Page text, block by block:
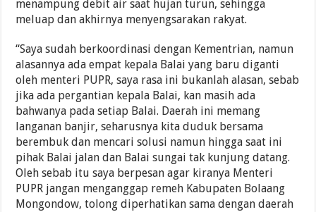
menampung debit air saat hujan turun, sehingga
meluap dan akhirnya menyengsarakan rakyat.
“Saya sudah berkoordinasi dengan Kementrian, namun
alasannya ada empat kepala Balai yang baru diganti
oleh menteri PUPR, saya rasa ini bukanlah alasan, sebab
jika ada pergantian kepala Balai, kan masih ada
bahwanya pada setiap Balai. Daerah ini memang
langanan banjir, seharusnya kita duduk bersama
berembuk dan mencari solusi namun hingga saat ini
pihak Balai jalan dan Balai sungai tak kunjung datang.
Oleh sebab itu saya berpesan agar kiranya Menteri
PUPR jangan menganggap remeh Kabupaten Bolaang
Mongondow, tolong diperhatikan sama dengan daerah